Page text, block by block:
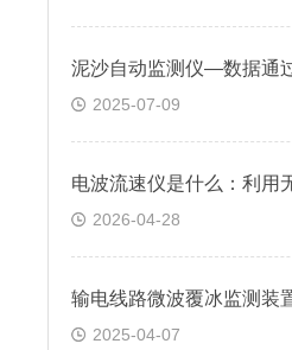
2025-07-09
2026-04-28
2025-04-07